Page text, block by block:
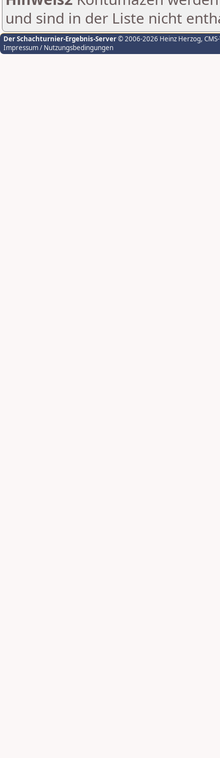
und sind in der Liste nicht
Der Schachturnier-Ergebnis-Server© 2006-2026 Heinz Herzog,
Impressum / Nutzungsbedingungen